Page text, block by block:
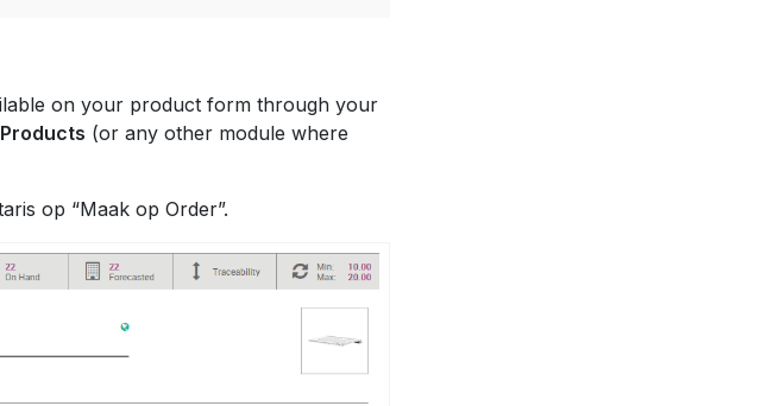
on your product form through your
(or any other module where
op “Maak op Order”.